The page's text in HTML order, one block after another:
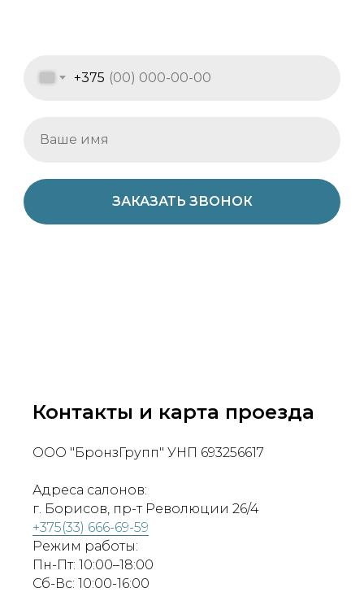
+375
ЗАКАЗАТЬ ЗВОНОК
Контакты и карта проезда
ООО "БронзГрупп" УНП 693256617
Адреса салонов:
г. Борисов, пр-т Революции 26/4
+375(33) 666-69-59
Режим работы:
Пн-Пт: 10:00–18:00
Сб-Вс: 10:00-16:00